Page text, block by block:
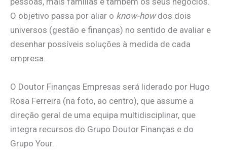
O objetivo passa por aliar o know-howdos dois
universos (gestão e finanças) no sentido de avaliar e
desenhar possíveis soluções à medida de cada
empresa.
O Doutor Finanças Empresas será liderado por Hugo
Rosa Ferreira (na foto, ao centro), que assume a
direção geral de uma equipa multidisciplinar, que
integra recursos do Grupo Doutor Finanças e do
Grupo Your.